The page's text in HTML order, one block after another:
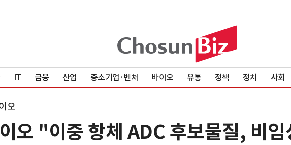
IT 금융 산업 중소기업·벤처 바이오 유통 정책 정치 사회
오
오 "이중 항체 ADC 후보물질, 비